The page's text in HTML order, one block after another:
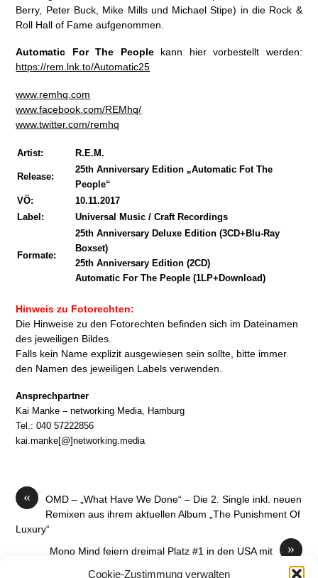
Cookie-Zustimmung verwalten
Berry, Peter Buck, Mike Mills und Michael Stipe) in die Rock &
Roll Hall of Fame aufgenommen.
Automatic For The Peoplekann hier vorbestellt werden:
https://rem.lnk.to/Automatic25
www.remhq.com
www.facebook.com/REMhq/
www.twitter.com/remhq
Artist: R.E.M.
Release:
25th Anniversary Edition „Automatic Fot The
People“
VÖ:
10.11.2017
Label:
Universal Music / Craft Recordings
Formate:
25th Anniversary Deluxe Edition (3CD+Blu-Ray
Boxset)
25th Anniversary Edition (2CD)
Automatic For The People (1LP+Download)
Hinweis zu Fotorechten:
Die Hinweise zu den Fotorechten befinden sich im Dateinamen
des jeweiligen Bildes.
Falls kein Name explizit ausgewiesen sein sollte, bitte immer
den Namen des jeweiligen Labels verwenden.
Ansprechpartner
Kai Manke – networking Media, Hamburg
Tel.: 040 57222856
kai.manke[@]networking.media
«
OMD – „What Have We Done“ – Die 2. Single inkl. neuen
Remixen aus ihrem aktuellen Album „The Punishment Of
Luxury“
»
Mono Mind feiern dreimal Platz #1 in den USA mit